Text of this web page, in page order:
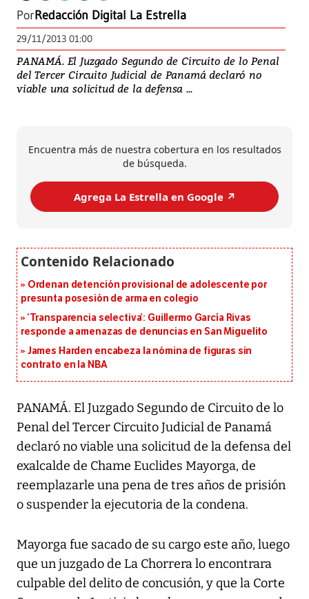
PorRedacción Digital La Estrella
29/11/2013 01:00
PANAMÁ. El Juzgado Segundo de Circuito de lo Penal
del Tercer Circuito Judicial de Panamá declaró no
viable una solicitud de la defensa ...
Encuentra más de nuestra cobertura en los resultados
de búsqueda.
Agrega La Estrella en Google ↗️
Ordenan detención provisional de adolescente por
presunta posesión de arma en colegio
‘Transparencia selectiva’: Guillermo García Rivas
responde a amenazas de denuncias en San Miguelito
James Harden encabeza la nómina de figuras sin
contrato en la NBA
PANAMÁ. El Juzgado Segundo de Circuito de lo
Penal del Tercer Circuito Judicial de Panamá
declaró no viable una solicitud de la defensa del
exalcalde de Chame Euclides Mayorga, de
reemplazarle una pena de tres años de prisión
o suspender la ejecutoria de la condena.
Mayorga fue sacado de su cargo este año, luego
que un juzgado de La Chorrera lo encontrara
culpable del delito de concusión, y que la Corte